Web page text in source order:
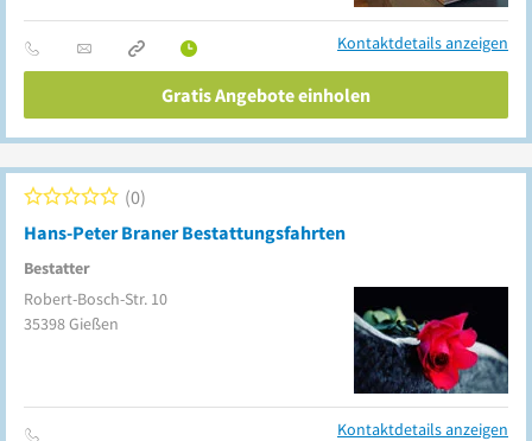
Kontaktdetails anzeigen
Gratis Angebote einholen
Hans-Peter Braner Bestattungsfahrten
Bestatter
0
Robert-Bosch-Str. 10
35398Gießen
Kontaktdetails anzeigen